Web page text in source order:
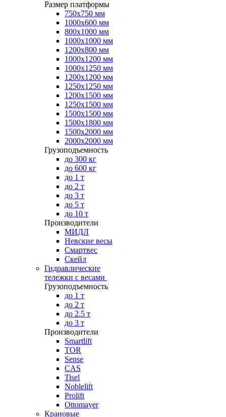
Размер платформы
750х750 мм
1000х600 мм
800х1000 мм
1000х1000 мм
1200х800 мм
1000х1200 мм
1000х1250 мм
1200х1200 мм
1250х1250 мм
1200х1500 мм
1250х1500 мм
1500х1500 мм
1500х1800 мм
1500х2000 мм
2000х2000 мм
Грузоподъемность
до 300 кг
до 600 кг
до 1 т
до 2 т
до 3 т
до 5 т
до 10 т
Производители
МИДЛ
Невские весы
Смартвес
Скейл
Гидравлические
тележки с весами
Грузоподъемность
до 1 т
до 2 т
до 2.5 т
до 3 т
Производители
Smartlift
TOR
Sense
CAS
Tisel
Noblelift
Prolift
Ottomayer
Крановые